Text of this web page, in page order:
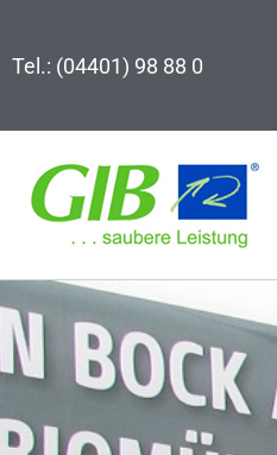
springen
Tel.: (04401) 98 88 0